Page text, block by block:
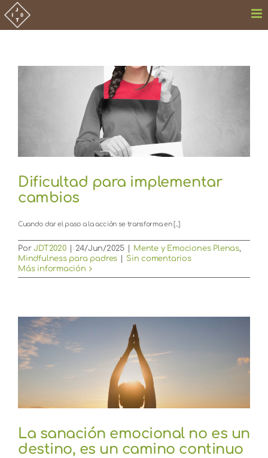
Saltar
al
contenido
Dificultad para implementar
cambios
Cuando dar el paso a la acción se transforma en [...]
PorJDT2020 24/Jun/2025 Mente y Emociones Plenas,
Mindfulness para padres
Sin comentarios
Más información
La sanación emocional no es un
destino, es un camino continuo